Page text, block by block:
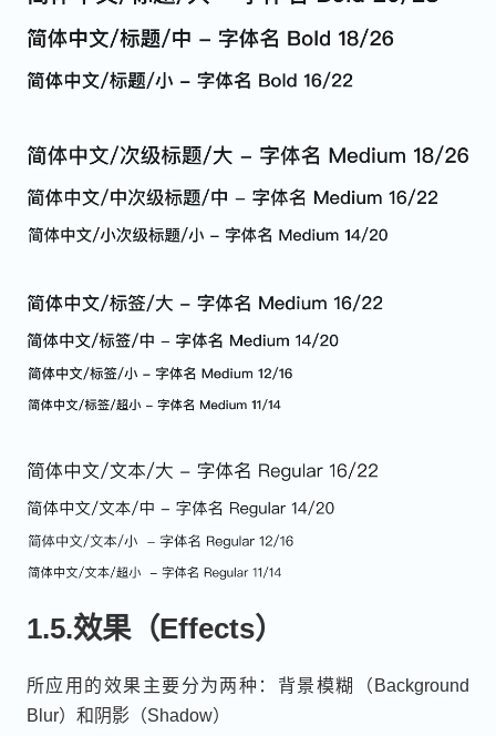
1.5.效果（Effects）
所应用的效果主要分为两种：背景模糊（Background
Blur）和阴影（Shadow）